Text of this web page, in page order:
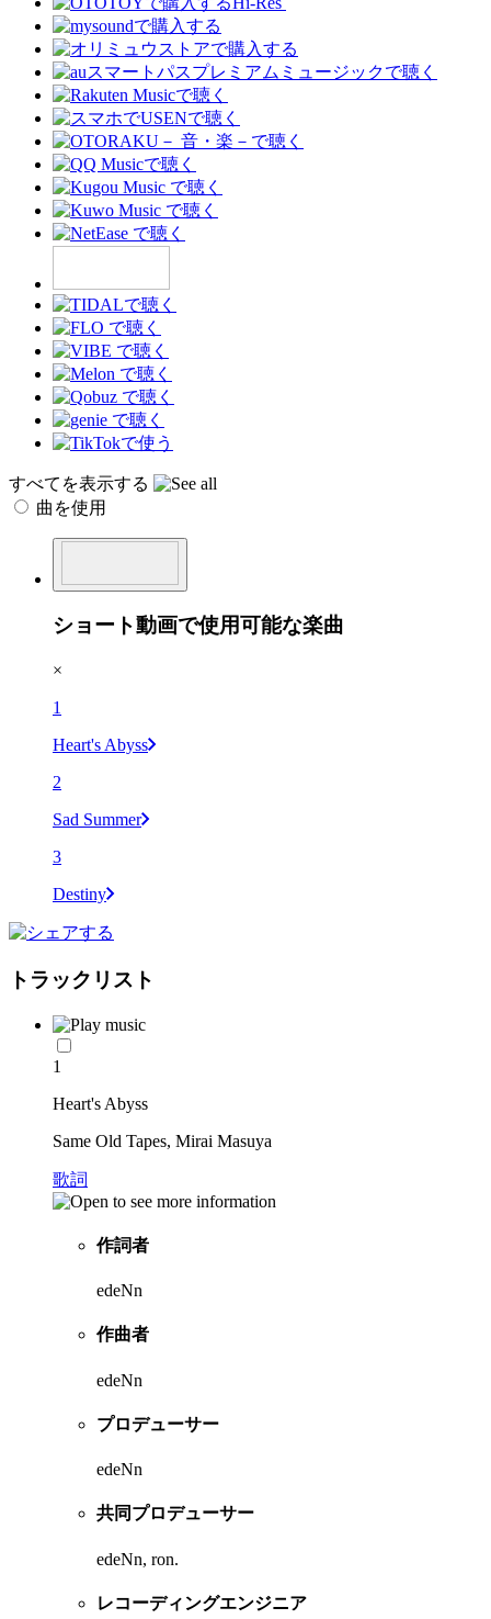
すべてを表示する
曲を使用
ショート動画で使用可能な楽曲
×
1
Heart's Abyss
2
Sad Summer
3
Destiny
トラックリスト
1
Heart's Abyss
Same Old Tapes, Mirai Masuya
歌詞
作詞者
edeNn
作曲者
edeNn
プロデューサー
edeNn
共同プロデューサー
edeNn, ron.
レコーディングエンジニア